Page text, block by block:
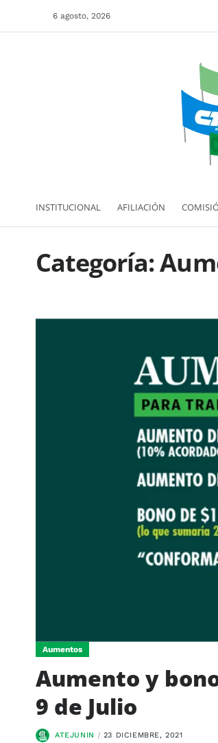
6 agosto, 2026
INSTITUCIONAL AFILIACIÓN
Categoría:
Aumentos
Aumento y
9 de Julio
ATEJUNIN 23 DICIEMBRE, 2021